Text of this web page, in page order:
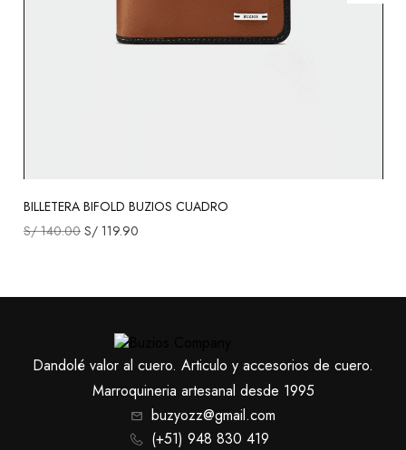
BILLETERA BIFOLD BUZIOS CUADRO
S/140.00 S/ 119.90
Dandolé valor al cuero. Articulo y accesorios de cuero.
Marroquineria artesanal desde 1995
buzyozz@gmail.com
(+51) 948 830 419